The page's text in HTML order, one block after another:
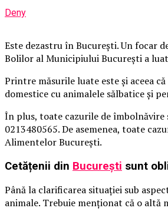
Deny
Este dezastru în București. Un focar
Bolilor al Municipiului București a
Printre măsurile luate este și aceea
domestice cu animalele sălbatice și
În plus, toate cazurile de
0213480565. De asemenea, toate
Alimentelor București.
Cetățenii din București sunt
Până la clarificarea situației sub
animale. Trebuie menționat că o altă